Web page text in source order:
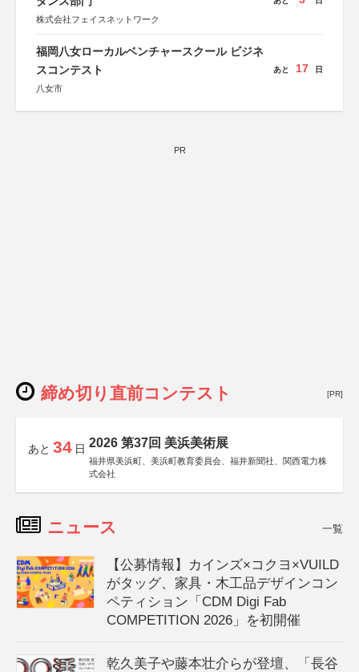
株式会社フェイスネットワーク
福岡八女ローカルベンチャースクール ビジネ
スコンテスト
八女市
あと 17 日
PR
締め切り直前コンテスト [PR]
あと 34 日 2026 第37回 美浜美術展
福井県美浜町、美浜町教育委員会、福井新聞社、関西電力株
式会社
ニュース 一覧
【公募情報】カインズ×コクヨ×VUILD
がタッグ、家具・木工品デザインコン
ペティション「CDM Digi Fab
COMPETITION 2026」を初開催
乾久美子や藤本壮介らが登壇、「長谷